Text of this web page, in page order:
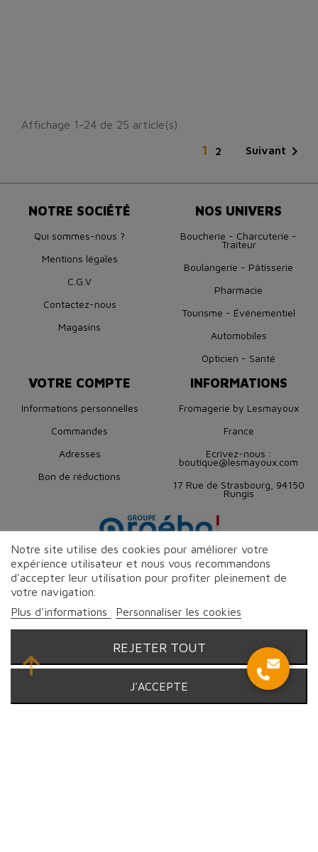
Affichage 1-24 de 25 article(s)
1 2 Suivant 
NOTRE SOCIÉTÉ
Qui sommes-nous ?
Mentions légales
C.G.V
Contactez-nous
Magasins
NOS UNIVERS
Boucherie - Charcuterie -
Traiteur
Boulangerie - Pâtisserie
Pharmacie
Tourisme - Événementiel
Automobiles
Opticien - Santé
VOTRE COMPTE
Informations personnelles
Commandes
Adresses
Bon de réductions
INFORMATIONS
Fromagerie by Lesmayoux
France
Ecrivez-nous :
boutique@lesmayoux.com
17 Rue de Strasbourg, 94150
Rungis
Notre site utilise des cookies pour améliorer votre
expérience utilisateur et nous vous recommandons
d'accepter leur utilisation pour profiter pleinement de
votre navigation.
Plus d'informations
Personnaliser les cookies
REJETER TOUT
J'ACCEPTE